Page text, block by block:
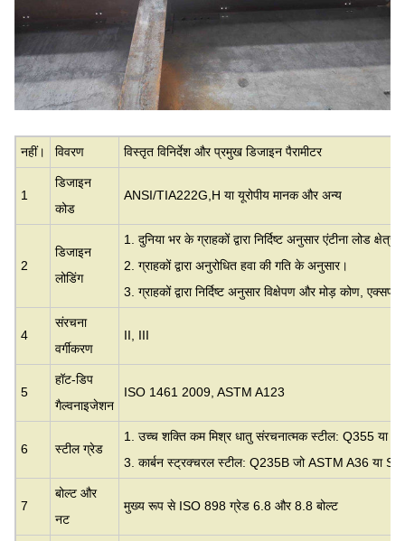
नहीं। विवरण विस्तृत विनिर्देश और प्रमुख डिजाइन पैरामीटर
1
डिजाइन
कोड
ANSI/TIA222G,H या यूरोपीय मानक और अन्य
2
डिजाइन
लोडिंग
1. दुनिया भर के ग्राहकों द्वारा निर्दिष्ट अनुसार एंटीना लोड क्षेत्र।
2. ग्राहकों द्वारा अनुरोधित हवा की गति के अनुसार।
3. ग्राहकों द्वारा निर्दिष्ट अनुसार विक्षेपण और मोड़ कोण,
4
संरचना
वर्गीकरण
II, III
5
हॉट-डिप
गैल्वनाइजेशन
ISO 1461 2009, ASTM A123
6 स्टील ग्रेड
1. उच्च शक्ति कम मिश्र धातु संरचनात्मक स्टील: Q355 या
3. कार्बन स्ट्रक्चरल स्टील: Q235B जो ASTM A36 या
7
बोल्ट और
नट
मुख्य रूप से ISO 898 ग्रेड 6.8 और 8.8 बोल्ट